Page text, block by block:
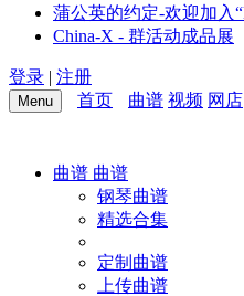
蒲公英的约定-欢迎加入
China-X - 群活动成品展
登录 | 注册
Menu 首页 曲谱 视频 网店
曲谱 曲谱
钢琴曲谱
精选合集
定制曲谱
上传曲谱